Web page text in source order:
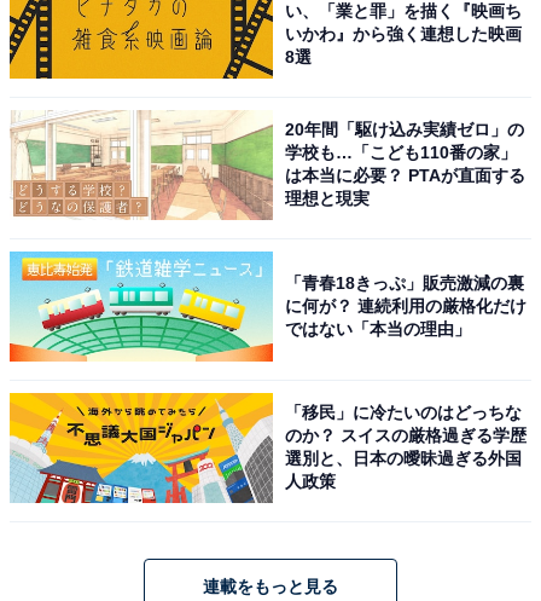
い、「業と罪」を描く『映画ち
いかわ』から強く連想した映画
8選
20年間「駆け込み実績ゼロ」の
学校も…「こども110番の家」
は本当に必要？ PTAが直面する
理想と現実
「青春18きっぷ」販売激減の裏
に何が？ 連続利用の厳格化だけ
ではない「本当の理由」
「移民」に冷たいのはどっちな
のか？ スイスの厳格過ぎる学歴
選別と、日本の曖昧過ぎる外国
人政策
連載をもっと見る